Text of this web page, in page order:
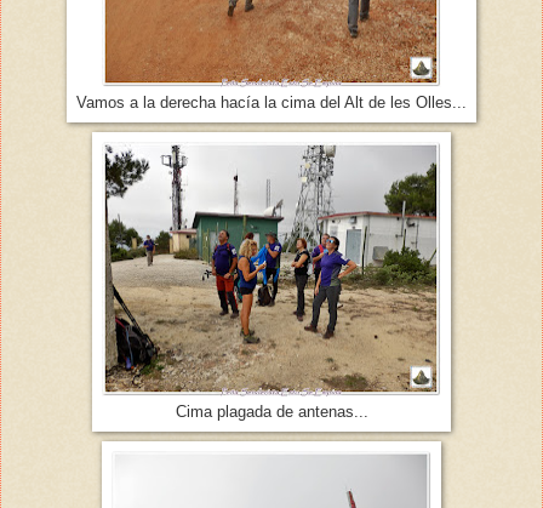
Vamos a la derecha hacía la cima del Alt de les Olles...
Cima plagada de antenas...